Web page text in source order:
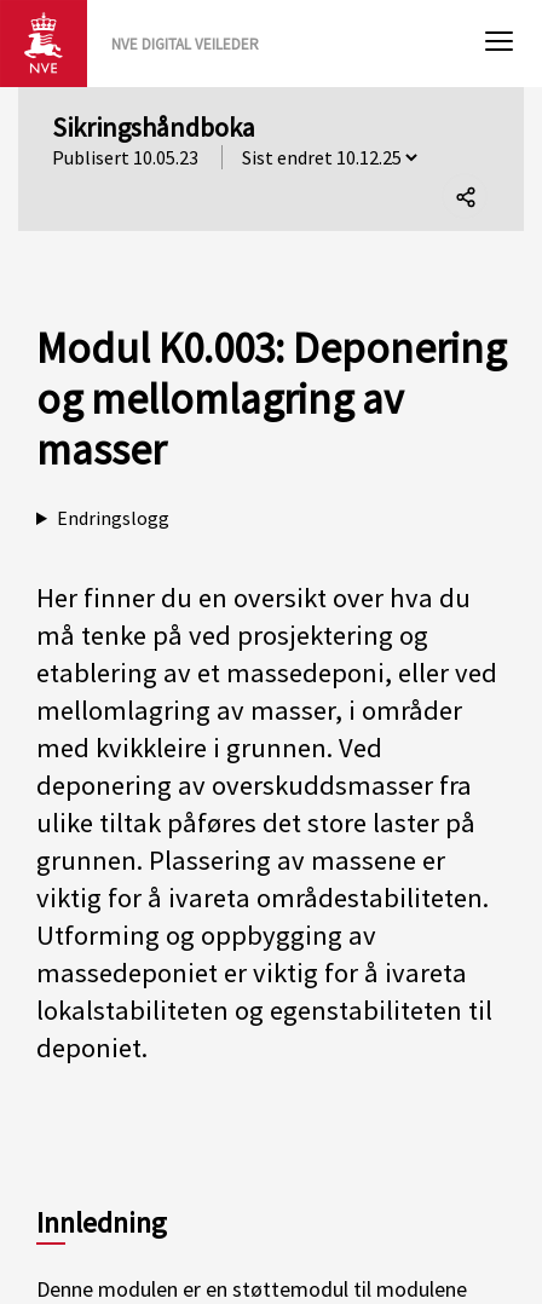
NVE DIGITAL VEILEDER
Sikringshåndboka
Publisert 10.05.23
Modul K0.003: Deponering
og mellomlagring av
masser
Endringslogg
Her finner du en oversikt over hva du
må tenke på ved prosjektering og
etablering av et massedeponi, eller ved
mellomlagring av masser, i områder
med kvikkleire i grunnen. Ved
deponering av overskuddsmasser fra
ulike tiltak påføres det store laster på
grunnen. Plassering av massene er
viktig for å ivareta områdestabiliteten.
Utforming og oppbygging av
massedeponiet er viktig for å ivareta
lokalstabiliteten og egenstabiliteten til
deponiet.
Innledning
Denne modulen er en støttemodul til modulene